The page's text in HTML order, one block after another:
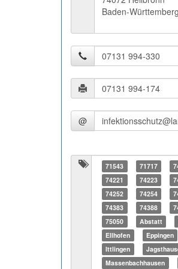
Baden-Württemberg
@
71543 71717
74221
74223
74252
74254
74383
74388
75050
Abstatt
Ellhofen
Eppingen
Ittlingen
Massenbachhausen